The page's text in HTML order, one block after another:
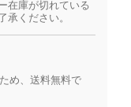
在庫が切れている
承ください。
め、送料無料で